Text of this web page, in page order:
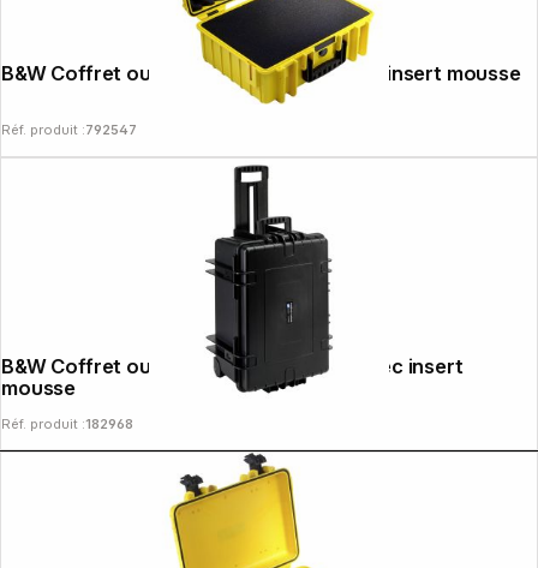
B&W Coffret outdoor type 5000 jaune + insert mousse
Réf. produit :792547
B&W Coffret outdoor type 6800 noir avec insert
mousse
Réf. produit :182968
Copyright © 2000 - 2026 DIFOX. All rights reserved.